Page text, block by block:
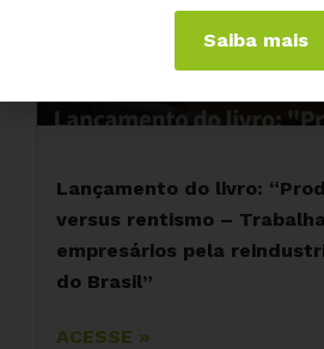
Lançamento do livro:
versus rentismo –
empresários pela
do Brasil”
ACESSE »
Saiba mais